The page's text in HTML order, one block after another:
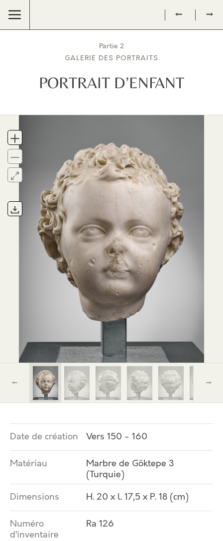
← →
Partie 2
GALERIE DES PORTRAITS
PORTRAIT D’ENFANT
← →
Date de création Vers 150 - 160
Matériau
Marbre de Göktepe 3
(Turquie)
Dimensions H. 20 x l. 17,5 x P. 18 (cm)
Numéro
d’inventaire
Ra 126